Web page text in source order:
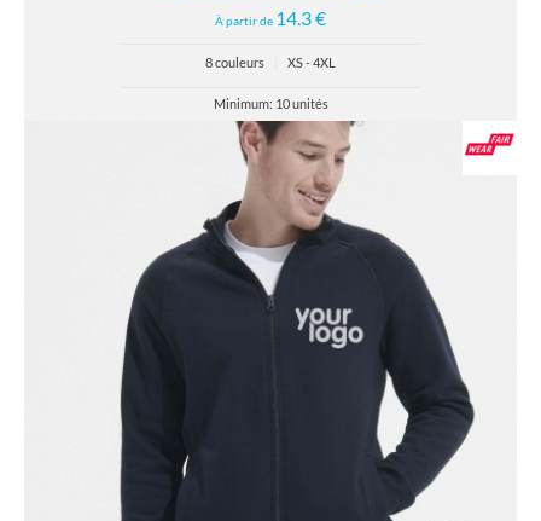
À partir de 14.3 €
8 couleurs XS - 4XL
Minimum: 10 unités